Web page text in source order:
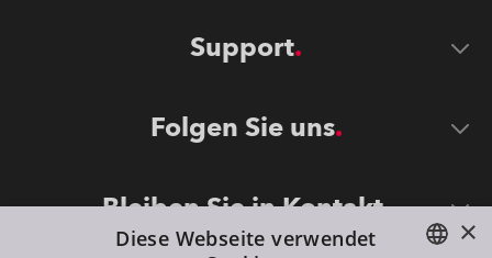
Support
Folgen Sie uns
Bleiben Sie in Kontakt
×
Diese Webseite verwendet